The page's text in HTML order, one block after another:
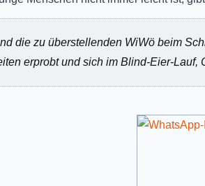
die zu überstellenden WiWö beim
erprobt und sich im Blind-Eier-Lauf,